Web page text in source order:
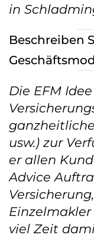
in
Beschreiben
Die EFM
usw.) zur
er allen
Advice
viel Zeit